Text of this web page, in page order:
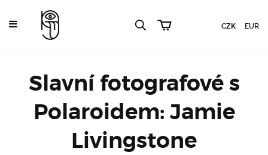
CZK EUR
Slavní fotografové s
Polaroidem: Jamie
Livingstone